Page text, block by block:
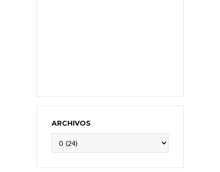
ARCHIVOS